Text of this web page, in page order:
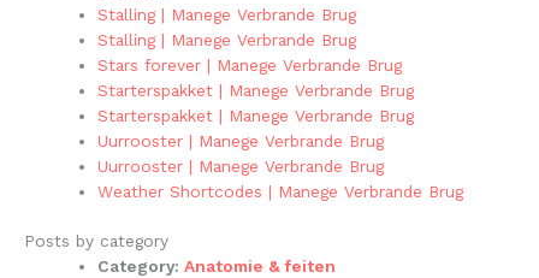
Stalling | Manege Verbrande Brug
Stalling | Manege Verbrande Brug
Stars forever | Manege Verbrande Brug
Starterspakket | Manege Verbrande Brug
Starterspakket | Manege Verbrande Brug
Uurrooster | Manege Verbrande Brug
Uurrooster | Manege Verbrande Brug
Weather Shortcodes | Manege Verbrande Brug
Posts by category
Category:Anatomie & feiten